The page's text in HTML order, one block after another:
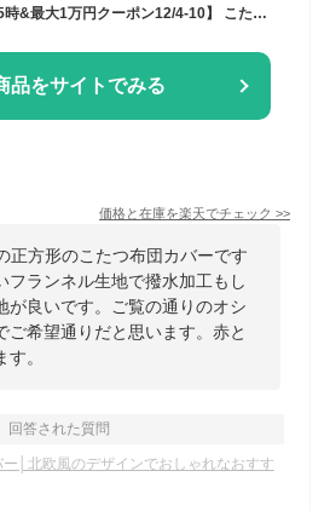
品をサイトでみる
価格と在庫を楽天でチェック >>
正方形のこたつ布団カバーです
フランネル生地で撥水加工もし
が良いです。ご覧の通りのオシ
ご希望通りだと思います。赤と
。
回答された質問
│北欧風のデザインでおしゃれなおすす